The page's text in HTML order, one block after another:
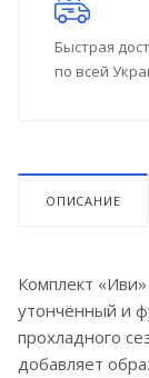
Быстрая
по всей
ОПИСАНИЕ
Комплект
утончённый и
прохладного
добавляет